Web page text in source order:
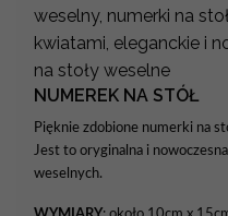
weselny, numerki na
kwiatami, eleganckie i
na stoły weselne
NUMEREK NA STÓŁ
Pięknie zdobione numerki na
Jest to oryginalna i
weselnych.